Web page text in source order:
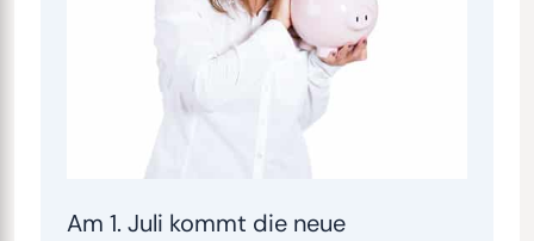
Am 1. Juli kommt die neue